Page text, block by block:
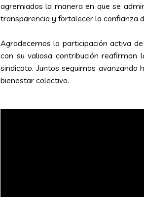
agremiados la manera en que se
transparencia y fortalecer la confianza
Agradecemos la participación activa
con su valiosa contribución reafirman
sindicato. Juntos seguimos
bienestar colectivo.